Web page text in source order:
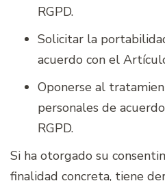
RGPD.
Solicitar la
acuerdo con el
Oponerse al
personales de
RGPD.
Si ha otorgado su
finalidad concreta, tiene